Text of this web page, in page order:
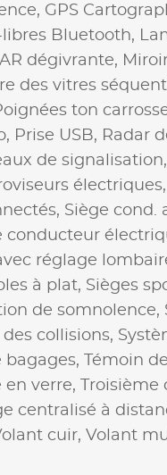
GPS
Bluetooth,
dégivrante,
des vitres
ton
Prise USB, Radar
de signalisation,
électriques,
Siège cond.
conducteur
réglage
à plat, Sièges
de somnolence,
collisions,
bagages, Témoin
en verre,
centralisé à
cuir, Volant